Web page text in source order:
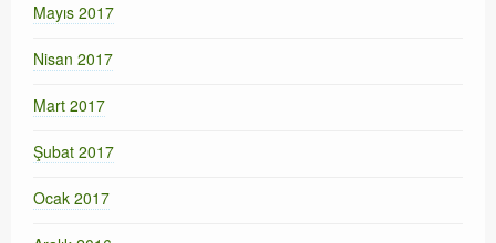
Mayıs 2017
Nisan 2017
Mart 2017
Şubat 2017
Ocak 2017